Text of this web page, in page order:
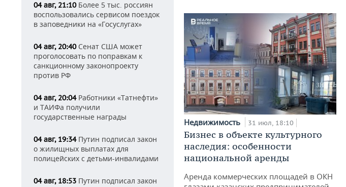
04 авг, 21:10Более 5 тыс. россиян
воспользовались сервисом поездок
в заповедники на «Госуслугах»
04 авг, 20:40Сенат США может
проголосовать по поправкам к
санкционному законопроекту
против РФ
04 авг, 20:04Работники «Татнефти»
и ТАИФа получили
государственные награды
04 авг, 19:34Путин подписал закон
о жилищных выплатах для
полицейских с детьми-инвалидами
04 авг, 18:53 Путин подписал закон
Недвижимость 31 июл, 18:10
Бизнес в объекте культурного
наследия: особенности
национальной аренды
Аренда коммерческих площадей в ОКН